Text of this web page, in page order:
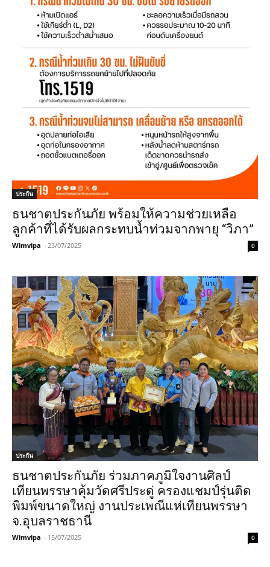
ประกัน
ธนชาตประกันภัย พร้อมให้ความช่วยเหลือ
ลูกค้าที่ได้รับผลกระทบน้ำท่วมจากพายุ “วิภา”
Wimvipa - 23/07/2025 0
ประกัน
ธนชาตประกันภัย ร่วมภาคภูมิใจงานศิลป์
เทียนพรรษาคุ้มวัดศรีประดู่ ครองแชมป์รุ่นติด
พิมพ์ขนาดใหญ่ งานประเพณีแห่เทียนพรรษา
จ.อุบลราชธานี
Wimvipa - 15/07/2025 0